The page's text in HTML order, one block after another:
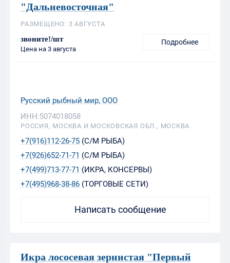
"Дальневосточная"
РАЗМЕЩЕНО: 3 АВГУСТА
звоните!/шт
Цена на 3 августа
Подробнее
Русский рыбный мир, ООО
ИНН:5074018058
РОССИЯ, МОСКВА И МОСКОВСКАЯ ОБЛ., МОСКВА
+7(916)112-26-75 (С/М РЫБА)
+7(926)652-71-71 (С/М РЫБА)
+7(499)713-77-71 (ИКРА, КОНСЕРВЫ)
+7(495)968-38-86 (ТОРГОВЫЕ СЕТИ)
Написать сообщение
Икра лососевая зернистая "Первый